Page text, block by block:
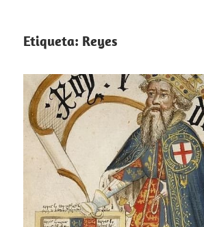
historia
Etiqueta: Reyes